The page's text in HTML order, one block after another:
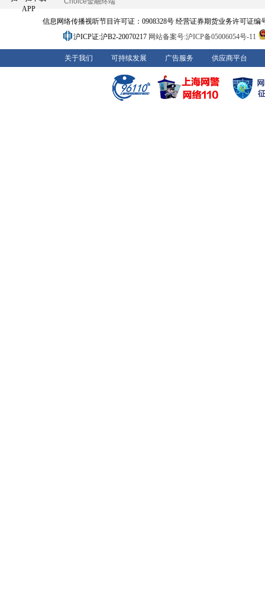
APP
信息网络传播视听节目许可证：0908328号 经营证券期货业务许可证编
沪ICP证:沪B2-20070217 网站备案号:沪ICP备05006054号-11
关于我们 可持续发展 广告服务 供应商平台